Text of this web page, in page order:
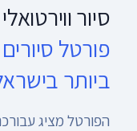
סיור ווירטואלי
פורטל
ביותר
הפורטל מציג